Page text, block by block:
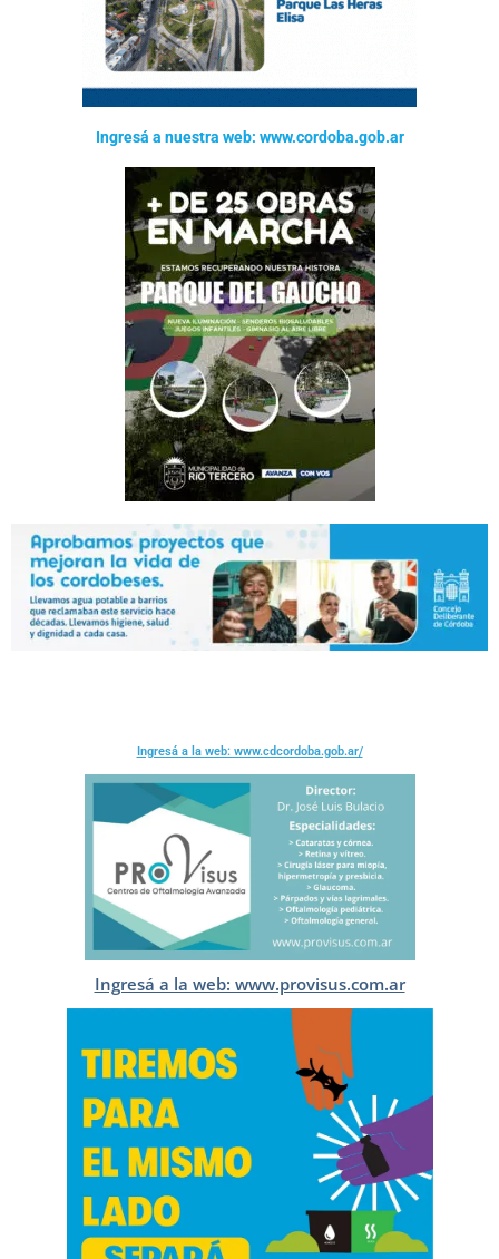
Ingresá a nuestra web: www.cordoba.gob.ar
Ingresá a la web: www.cdcordoba.gob.ar/
Ingresá a la web: www.provisus.com.ar